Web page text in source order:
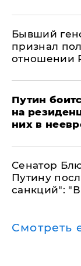
Бывший
признал
отношении
Путин
на
них в
Сенатор
Путину
санкций":
Смотреть